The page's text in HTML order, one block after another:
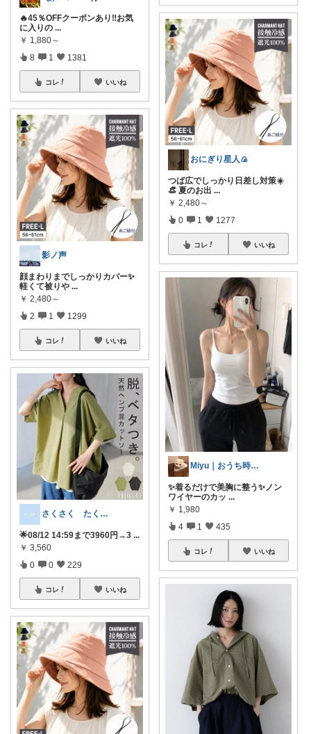
🔥45％OFFクーポンあり‼️お気
に入りの ...
￥ 1,880～
8 1 1381
コレ いいね
影ノ声
顔まわりまでしっかりカバー✨
軽くて被りや ...
￥ 2,480～
2 1 1299
コレ いいね
さくさく たくさんの訪問感謝です🙇
🌟08/12 14:59まで3960円→3 ...
￥ 3,560
0 0 229
コレ いいね
おにぎり星人🍙
つば広でしっかり日差し対策☀️
👒 夏のお出 ...
￥ 2,480～
0 1 1277
コレ いいね
Miyu｜おうち時間の小さな幸せ🌸
✨着るだけで美胸に整う✨ノン
ワイヤーのカッ ...
￥ 1,980
4 1 435
コレ いいね